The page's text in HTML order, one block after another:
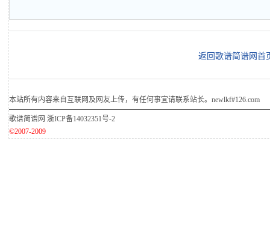
返回歌谱简谱网首
本站所有内容来自互联网及网友上传，有任何事宜请联系站长。newlkf#126.com
歌谱简谱网 浙ICP备14032351号-2
©2007-2009